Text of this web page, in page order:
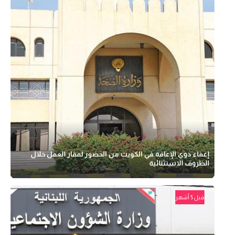
إعفاء ذوي الإعاقة في الكويت من الحضور لمقار العمل خلال
الظروف الاستثنائية
قبل 5 أشهر